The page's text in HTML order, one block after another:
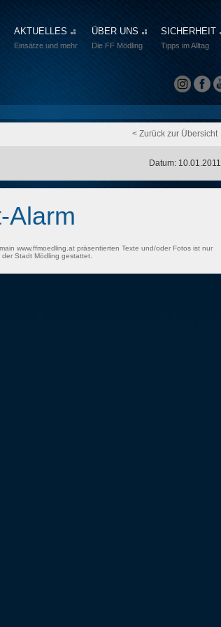
AKTUELLES
Einsätze und mehr
ÜBER UNS
Die FF Mödling
SICHERHEIT
Tipps im Alltag
< Zurück zur Übersicht
Datum: 10.01.2011
Alarm
www.ffmoedling.at präsentierten Texte und/oder Fotos ist nur
Stadt Mödling gestattet.